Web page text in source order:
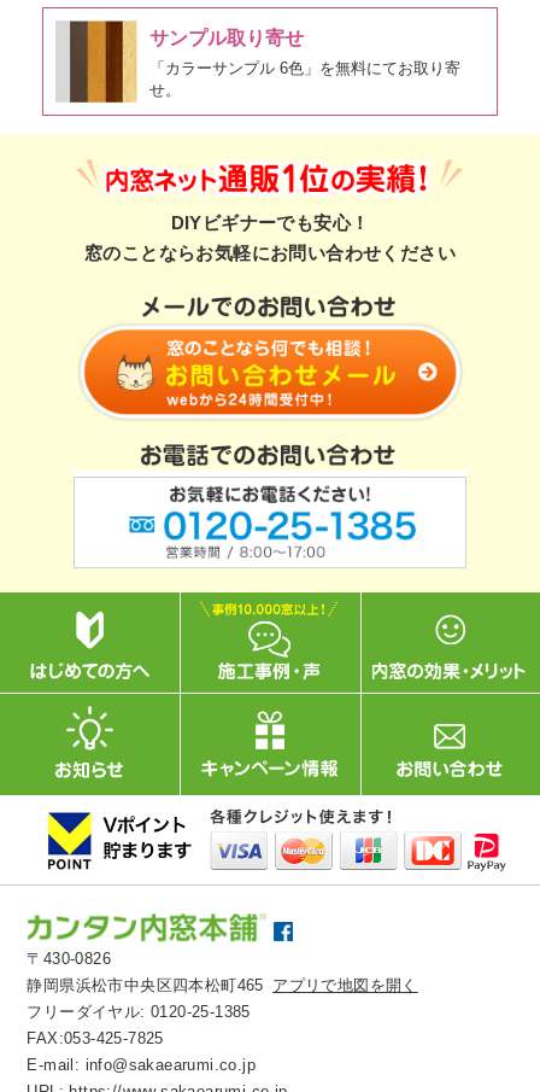
サンプル取り寄せ
「カラーサンプル 6色」を無料にてお取り寄
せ。
DIYビギナーでも安心！
窓のことならお気軽にお問い合わせください
〒430-0826
静岡県浜松市中央区四本松町465 アプリで地図を開く
フリーダイヤル:0120-25-1385
FAX:053-425-7825
E-mail: info@sakaearumi.co.jp